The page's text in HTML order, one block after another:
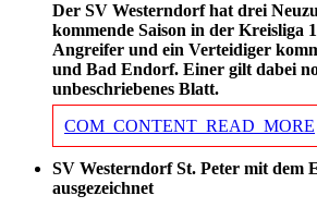
Der SV Westerndorf hat drei
kommende Saison in der Kreisliga
Angreifer und ein Verteidiger
und Bad Endorf. Einer gilt dabei
unbeschriebenes Blatt.
COM_CONTENT_READ_MORE
SV Westerndorf St. Peter mit dem
ausgezeichnet